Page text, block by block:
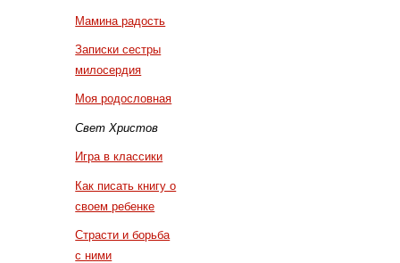
Мамина радость
Записки сестры
милосердия
Моя родословная
Свет Христов
Игра в классики
Как писать книгу о
своем ребенке
Страсти и борьба
с ними